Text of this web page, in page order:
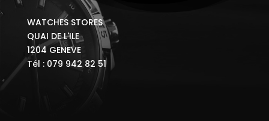
WATCHES STORES
QUAI DE L'ILE
1204 GENEVE
Tél : 079 942 82 51